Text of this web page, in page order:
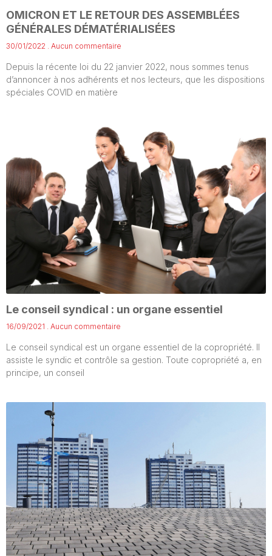
OMICRON ET LE RETOUR DES ASSEMBLÉES
GÉNÉRALES DÉMATÉRIALISÉES
30/01/2022 Aucun commentaire
Depuis la récente loi du 22 janvier 2022, nous sommes tenus
d’annoncer à nos adhérents et nos lecteurs, que les dispositions
spéciales COVID en matière
Le conseil syndical : un organe essentiel
16/09/2021 Aucun commentaire
Le conseil syndical est un organe essentiel de la copropriété. Il
assiste le syndic et contrôle sa gestion. Toute copropriété a, en
principe, un conseil